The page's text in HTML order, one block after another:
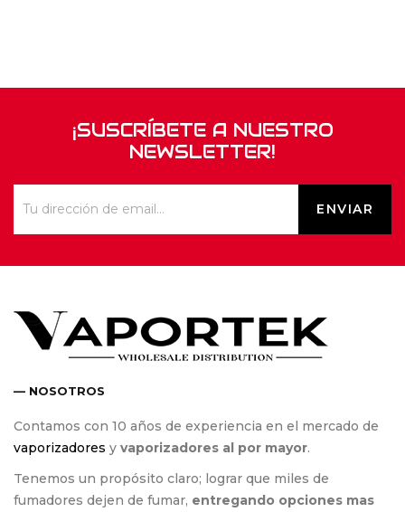
¡SUSCRÍBETE A NUESTRO
NEWSLETTER!
— NOSOTROS
Contamos con 10 años de experiencia en el mercado de
vaporizadores y vaporizadores al por mayor.
Tenemos un propósito claro; lograr que miles de
fumadores dejen de fumar, entregando opciones mas